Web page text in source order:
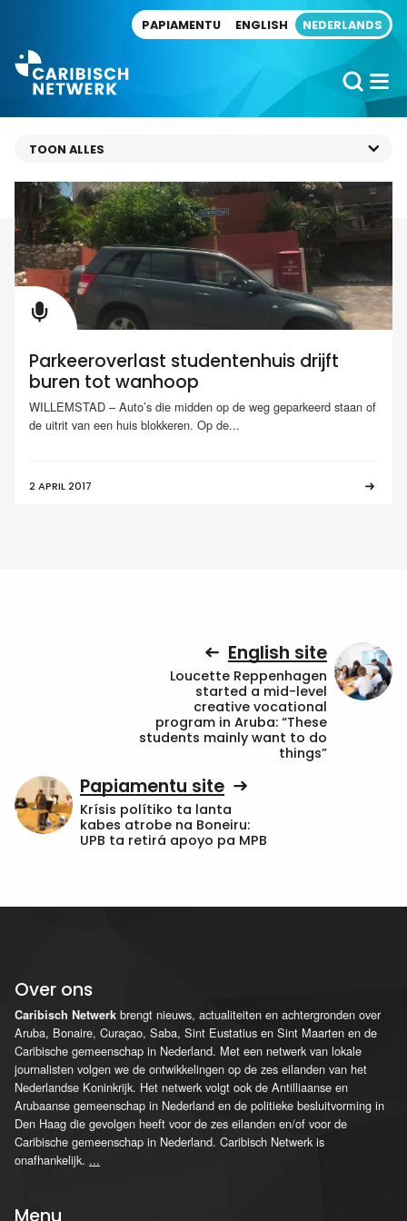
PAPIAMENTU ENGLISH NEDERLANDS
Parkeeroverlast studentenhuis drijft
buren tot wanhoop
WILLEMSTAD – Auto’s die midden op de weg geparkeerd staan of
de uitrit van een huis blokkeren. Op de...
2 APRIL 2017
English site
Loucette Reppenhagen
started a mid-level
creative vocational
program in Aruba: “These
students mainly want to do
things”
Papiamentu site
Krísis polítiko ta lanta
kabes atrobe na Boneiru:
UPB ta retirá apoyo pa MPB
Over ons
Caribisch Netwerk brengt nieuws, actualiteiten en achtergronden over
Aruba, Bonaire, Curaçao, Saba, Sint Eustatius en Sint Maarten en de
Caribische gemeenschap in Nederland. Met een netwerk van lokale
journalisten volgen we de ontwikkelingen op de zes eilanden van het
Nederlandse Koninkrijk. Het netwerk volgt ook de Antilliaanse en
Arubaanse gemeenschap in Nederland en de politieke besluitvorming in
Den Haag die gevolgen heeft voor de zes eilanden en/of voor de
Caribische gemeenschap in Nederland. Caribisch Netwerk is
onafhankelijk. ...